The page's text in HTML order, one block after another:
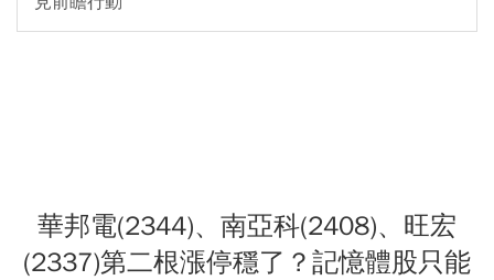
華邦電(2344)、南亞科(2408)、旺宏
(2337)第二根漲停穩了？記憶體股只能